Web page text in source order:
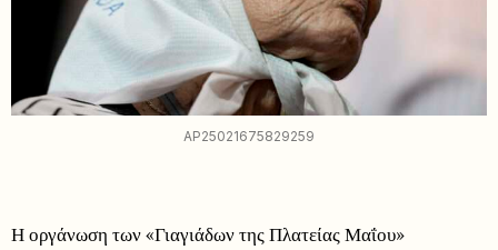
AP25021675829259
Η οργάνωση των «Γιαγιάδων της Πλατείας Μαΐου»